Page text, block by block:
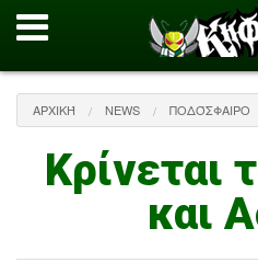
ΑΡΧΙΚΉ NEWS ΠΟΔΌΣΦΑΙΡΟ
Κρίνεται
και